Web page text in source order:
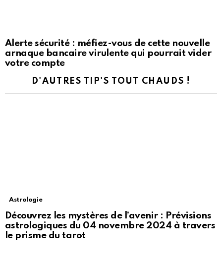
Alerte sécurité : méfiez-vous de cette nouvelle
arnaque bancaire virulente qui pourrait vider
votre compte
D'AUTRES TIP'S TOUT CHAUDS !
Astrologie
Découvrez les mystères de l’avenir : Prévisions
astrologiques du 04 novembre 2024 à travers
le prisme du tarot